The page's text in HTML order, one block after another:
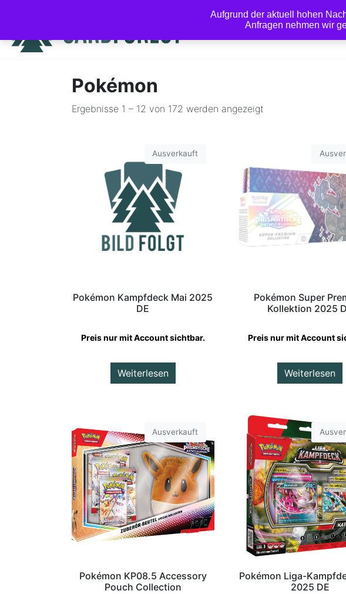
Aufgrund der aktuell hohen
Anfragen nehmen wir
Pokémon
Ergebnisse 1 – 12 von 172 werden angezeigt
Ausverkauft
Pokémon Kampfdeck Mai 2025
DE
Preis nur mit Account sichtbar.
Weiterlesen
Pokémon Super
Kollektion 2025
Preis nur mit Account
Weiterlesen
Ausverkauft
Pokémon KP08.5 Accessory
Pouch Collection
Pokémon Liga-
2025 DE